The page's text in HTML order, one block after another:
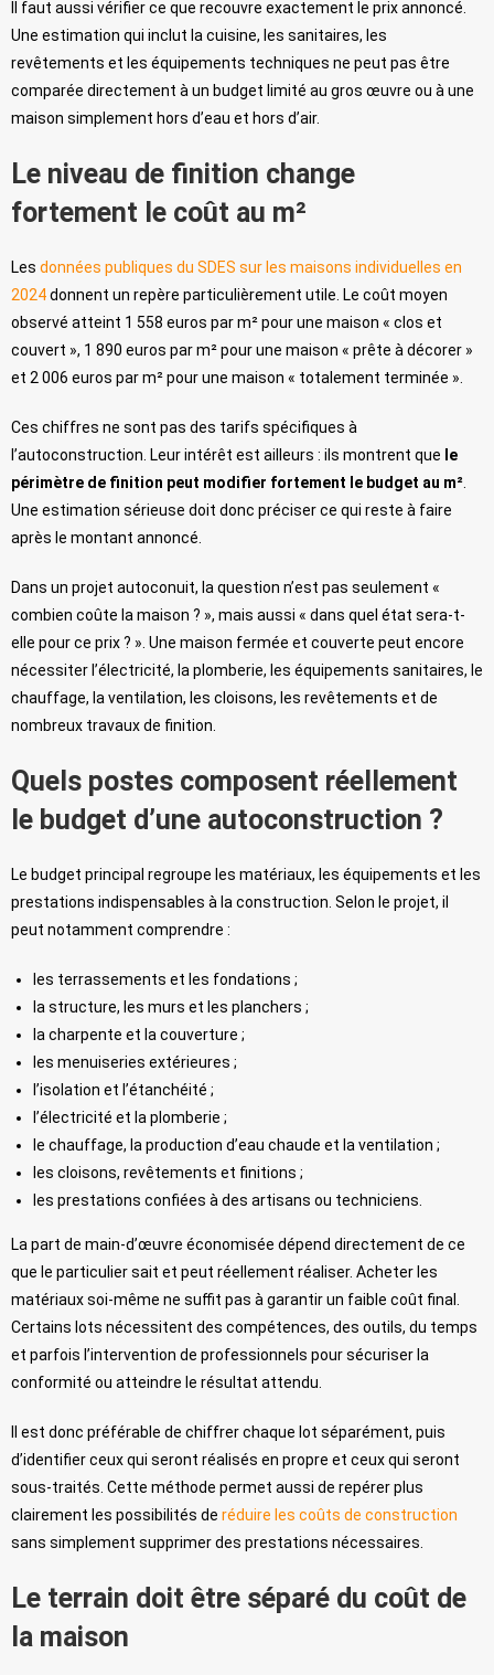
Il faut aussi vérifier ce que recouvre exactement le prix annoncé.
Une estimation qui inclut la cuisine, les sanitaires, les
revêtements et les équipements techniques ne peut pas être
comparée directement à un budget limité au gros œuvre ou à une
maison simplement hors d’eau et hors d’air.
Le niveau de finition change
fortement le coût au m²
Les données publiques du SDES sur les maisons individuelles en
2024donnent un repère particulièrement utile. Le coût moyen
observé atteint 1 558 euros par m² pour une maison « clos et
couvert », 1 890 euros par m² pour une maison « prête à décorer »
et 2 006 euros par m² pour une maison « totalement terminée ».
Ces chiffres ne sont pas des tarifs spécifiques à
l’autoconstruction. Leur intérêt est ailleurs : ils montrent que le
périmètre de finition peut modifier fortement le budget au m²
Une estimation sérieuse doit donc préciser ce qui reste à faire
après le montant annoncé.
Dans un projet autoconuit, la question n’est pas seulement «
combien coûte la maison ? », mais aussi « dans quel état sera-t-
elle pour ce prix ? ». Une maison fermée et couverte peut encore
nécessiter l’électricité, la plomberie, les équipements sanitaires, le
chauffage, la ventilation, les cloisons, les revêtements et de
nombreux travaux de finition.
Quels postes composent réellement
le budget d’une autoconstruction ?
Le budget principal regroupe les matériaux, les équipements et les
prestations indispensables à la construction. Selon le projet, il
peut notamment comprendre :
les terrassements et les fondations ;
la structure, les murs et les planchers ;
la charpente et la couverture ;
les menuiseries extérieures ;
l’isolation et l’étanchéité ;
l’électricité et la plomberie ;
le chauffage, la production d’eau chaude et la ventilation ;
les cloisons, revêtements et finitions ;
les prestations confiées à des artisans ou techniciens.
La part de main-d’œuvre économisée dépend directement de ce
que le particulier sait et peut réellement réaliser. Acheter les
matériaux soi-même ne suffit pas à garantir un faible coût final.
Certains lots nécessitent des compétences, des outils, du temps
et parfois l’intervention de professionnels pour sécuriser la
conformité ou atteindre le résultat attendu.
Il est donc préférable de chiffrer chaque lot séparément, puis
d’identifier ceux qui seront réalisés en propre et ceux qui seront
sous-traités. Cette méthode permet aussi de repérer plus
clairement les possibilités de réduire les coûts de construction
sans simplement supprimer des prestations nécessaires.
Le terrain doit être séparé du coût de
la maison